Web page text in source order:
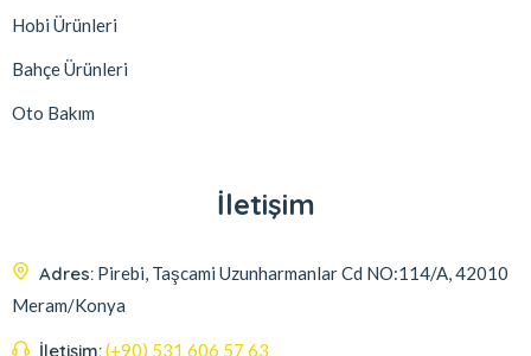
Hobi Ürünleri
Bahçe Ürünleri
Oto Bakım
İletişim
Adres: Pirebi, Taşcami Uzunharmanlar Cd NO:114/A, 42010
Meram/Konya
İletişim:(+90) 531 606 57 63